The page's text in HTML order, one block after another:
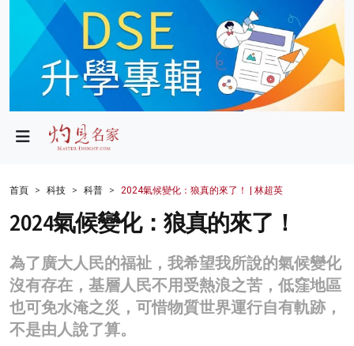
政局
財經
生活
商業
科技
首頁 科技 科普 2024氣候變化：狼真的來了！ | 林超英
2024氣候變化：狼真的來了！
為了廣大人民的福祉，我希望我所說的氣候變化
沒有存在，基層人民不用受熱浪之苦，低窪地區
也可免水淹之災，可惜物質世界運行自有軌跡，
不是由人說了算。